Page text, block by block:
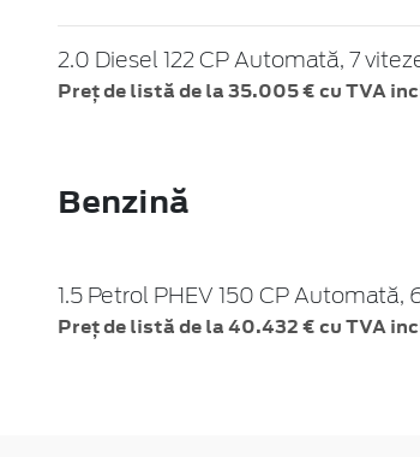
2.0 Diesel 122 CP Automată, 7
Preț de listă de la 35.005 € cu TVA
Benzină
1.5 Petrol PHEV 150 CP
Preț de listă de la 40.432 € cu TVA